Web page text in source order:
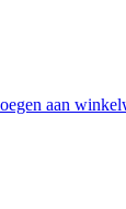
aan